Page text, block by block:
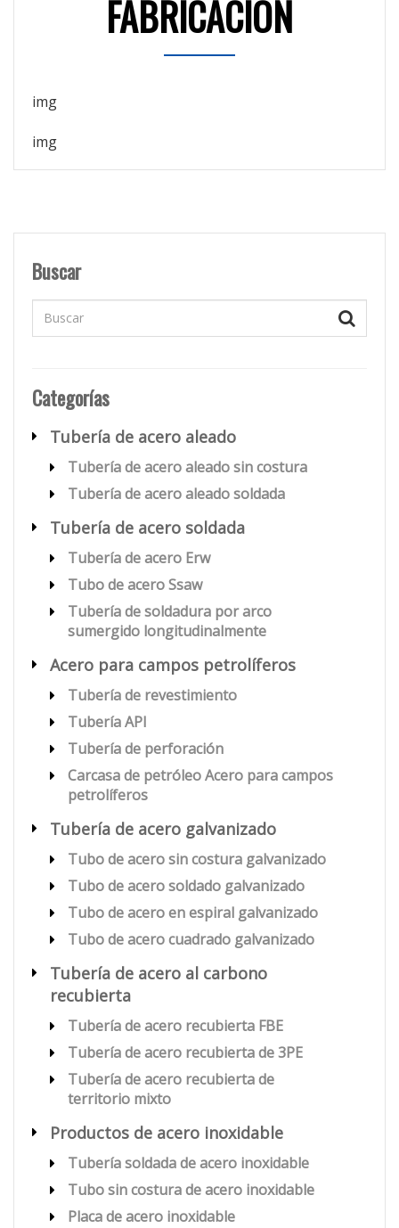
FABRICACIÓN
Buscar
Categorías
Tubería de acero aleado
Tubería de acero aleado sin costura
Tubería de acero aleado soldada
Tubería de acero soldada
Tubería de acero Erw
Tubo de acero Ssaw
Tubería de soldadura por arco
sumergido longitudinalmente
Acero para campos petrolíferos
Tubería de revestimiento
Tubería API
Tubería de perforación
Carcasa de petróleo Acero para campos
petrolíferos
Tubería de acero galvanizado
Tubo de acero sin costura galvanizado
Tubo de acero soldado galvanizado
Tubo de acero en espiral galvanizado
Tubo de acero cuadrado galvanizado
Tubería de acero al carbono
recubierta
Tubería de acero recubierta FBE
Tubería de acero recubierta de 3PE
Tubería de acero recubierta de
territorio mixto
Productos de acero inoxidable
Tubería soldada de acero inoxidable
Tubo sin costura de acero inoxidable
Placa de acero inoxidable